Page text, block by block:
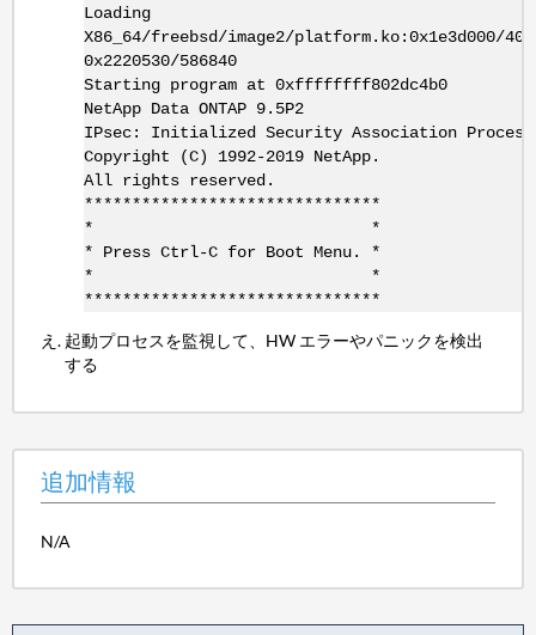
Loading
X86_64/freebsd/image2/platform.ko:0x1e3d000/
0x2220530/586840
Starting program at 0xffffffff802dc4b0
NetApp Data ONTAP 9.5P2
IPsec: Initialized Security Association
Copyright (C) 1992-2019 NetApp.
All rights reserved.
*******************************
* *
* Press Ctrl-C for Boot Menu. *
* *
*******************************
起動プロセスを監視して、HW エラーやパニックを検出
する
追加情報
N/A